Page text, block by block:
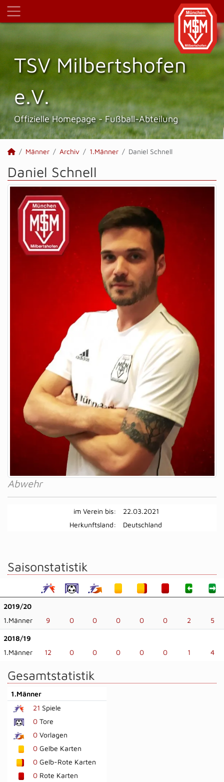
TSV Milbertshofen
e.V.
Offizielle Homepage - Fußball-Abteilung
Männer Archiv 1.Männer Daniel Schnell
Daniel Schnell
Abwehr
im Verein bis:
22.03.2021
Herkunftsland:
Deutschland
Saisonstatistik
2019/20
1.Männer
9 0 0 0 0 0 2 5
2018/19
1.Männer
12 0 0 0 0 0 1 4
Gesamtstatistik
1.Männer
21 Spiele
0 Tore
0 Vorlagen
0 Gelbe Karten
0 Gelb-Rote Karten
0 Rote Karten